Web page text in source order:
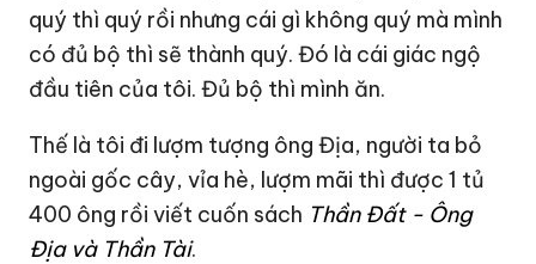
quý thì quý rồi nhưng cái gì không quý mà mình
có đủ bộ thì sẽ thành quý. Đó là cái giác ngộ
đầu tiên của tôi. Đủ bộ thì mình ăn.
Thế là tôi đi lượm tượng ông Địa, người ta bỏ
ngoài gốc cây, vỉa hè, lượm mãi thì được 1 tủ
400 ông rồi viết cuốn sách Thần Đất - Ông
Địa và Thần Tài.